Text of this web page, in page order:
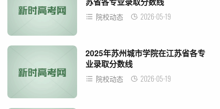
院校动态 2026-05-19
2025年苏州城市学院在江苏省各专
业录取分数线
院校动态 2026-05-19